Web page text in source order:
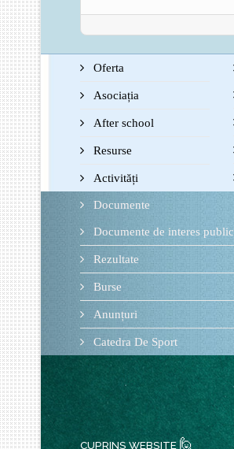
Oferta
Asociația
After school
Resurse
Activități
Documente
Documente de interes public
Rezultate
Burse
Anunțuri
Catedra De Sport
CUPRINS WEBSITE 🙋